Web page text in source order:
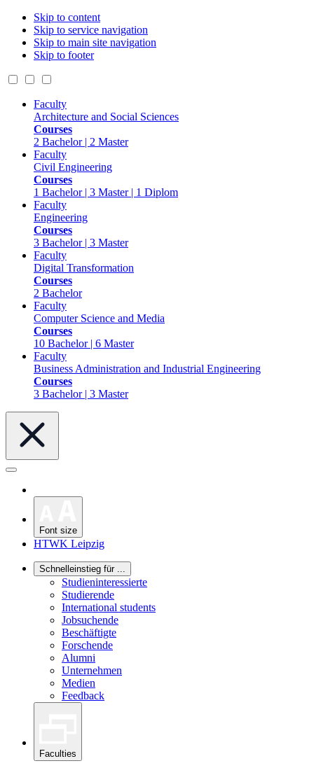
Skip to content
Skip to service navigation
Skip to main site navigation
Skip to footer
Faculty
Architecture and Social Sciences
Courses
2 Bachelor | 2 Master
Faculty
Civil Engineering
Courses
1 Bachelor | 3 Master | 1 Diplom
Faculty
Engineering
Courses
3 Bachelor | 3 Master
Faculty
Digital Transformation
Courses
2 Bachelor
Faculty
Computer Science and Media
Courses
10 Bachelor | 6 Master
Faculty
Business Administration and Industrial Engineering
Courses
3 Bachelor | 3 Master
Font size
HTWK Leipzig
Schnelleinstieg für ...
Studieninteressierte
Studierende
International students
Jobsuchende
Beschäftigte
Forschende
Alumni
Unternehmen
Medien
Feedback
Faculties